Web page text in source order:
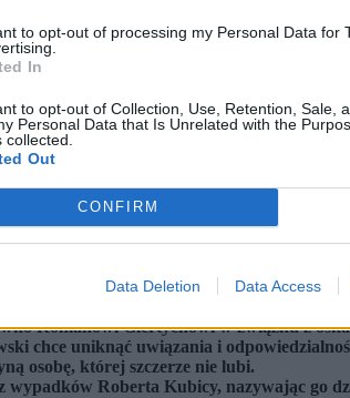
to opt-out of processing my Personal Data for
In
to opt-out of Collection, Use, Retention, Sale,
Personal Data that Is Unrelated with the
collected.
Out
CONFIRM
Data Deletion Data Access
Shutterstock)
nigdy nie powstałby Kanał Sportowy, a w
lewicowych treści, drzwi Kanału
Romanowi Giertychowi w związku z
chce uniknąć uwiązania i
osobę, której szczerze nie lubi.
wypadków Roberta Kubicy, nazywając go